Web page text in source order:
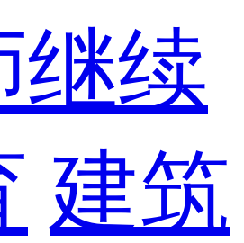
继续
建筑